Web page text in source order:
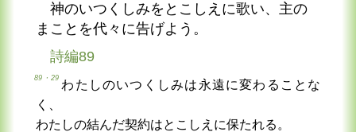
神のいつくしみをとこしえに歌い、主の
まことを代々に告げよう。
詩編89
89・29
わたしのいつくしみは永遠に変わることな
く、
わたしの結んだ契約はとこしえに保たれる。